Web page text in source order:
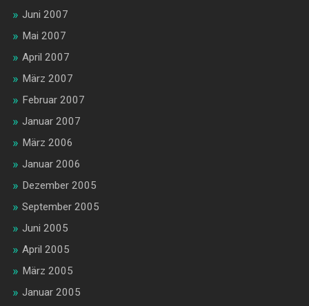
Juni 2007
Mai 2007
April 2007
März 2007
Februar 2007
Januar 2007
März 2006
Januar 2006
Dezember 2005
September 2005
Juni 2005
April 2005
März 2005
Januar 2005